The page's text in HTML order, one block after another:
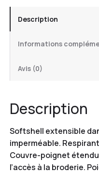
Description
Informations
Avis (0)
Description
Softshell extensible
imperméable.
Couvre-poignet
l’accès à la broderie.